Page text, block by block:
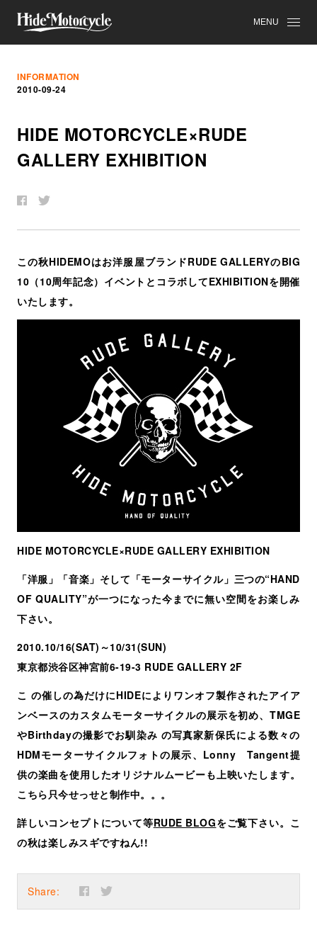
MENU
INFORMATION
2010-09-24
HIDE MOTORCYCLE×RUDE
GALLERY EXHIBITION
この秋HIDEMOはお洋服屋ブランドRUDE GALLERYのBIG
10（10周年記念）イベントとコラボしてEXHIBITIONを開催
いたします。
HIDE MOTORCYCLE×RUDE GALLERY EXHIBITION
「洋服」「音楽」そして「モーターサイクル」三つの“HAND
OF QUALITY”が一つになった今までに無い空間をお楽しみ
下さい。
2010.10/16(SAT)～10/31(SUN)
東京都渋谷区神宮前6-19-3 RUDE GALLERY 2F
こ の催しの為だけにHIDEによりワンオフ製作されたアイア
ンベースのカスタムモーターサイクルの展示を初め、TMGE
やBirthdayの撮影でお馴染み の写真家新保氏による数々の
HDMモーターサイクルフォトの展示、Lonny Tangent提
供の楽曲を使用したオリジナルムービーも上映いたします。
こちら只今せっせと制作中。。。
詳しいコンセプトについて等RUDE BLOGをご覧下さい。こ
の秋は楽しみスギですねん!!
Share: